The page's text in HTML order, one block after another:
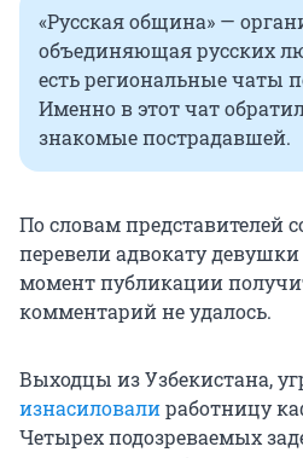
«Русская община» —
объединяющая русских
есть региональные чаты
Именно в этот чат
знакомые пострадавшей.
По словам представителей
перевели адвокату
момент публикации
комментарий не удалось.
Выходцы из Узбекистана,
изнасиловалиработницу
Четырех подозреваемых